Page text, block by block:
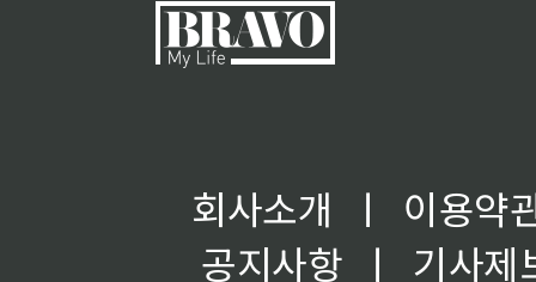
회사소개 ㅣ
이용약
공지사항
ㅣ
기사제